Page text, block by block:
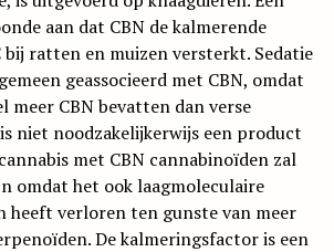
aan dat CBN de kalmerende
ratten en muizen versterkt. Sedatie
geassocieerd met CBN, omdat
meer CBN bevatten dan verse
niet noodzakelijkerwijs een product
met CBN cannabinoïden zal
omdat het ook laagmoleculaire
heeft verloren ten gunste van meer
De kalmeringsfactor is een